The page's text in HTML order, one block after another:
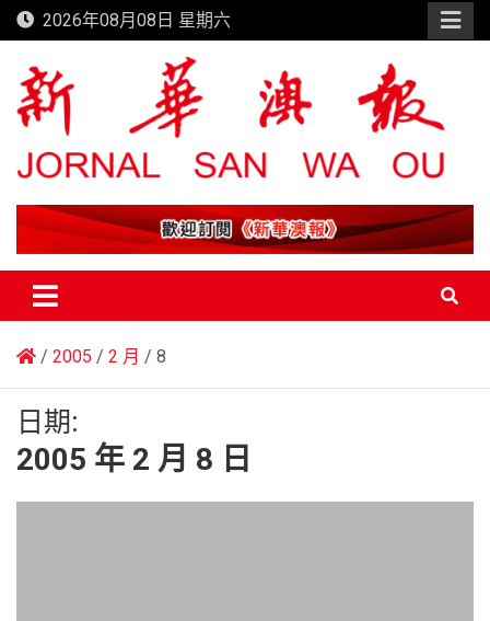
Skip
to
content
2026年08月08日 星期六
新華澳報
2005 2 月 8
日期:
2005 年 2 月 8 日